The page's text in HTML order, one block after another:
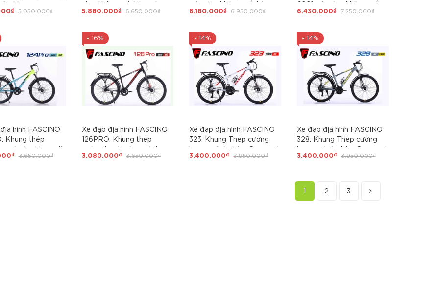
SHIMANO 3X7
5.050.000₫
âm khung. Groupset
độ, Siêu Hot 2025
5.880.000₫ 6.650.000₫
cáp âm khung. Groupset
Hot 2025
6.180.000₫ 6.950.000₫
hàn, cáp âm khung.
tốc độ, Siêu Hot 2025
6.430.000₫ 7.250.000₫
hình FASCINO
Khung thép
nhôm, phuộc
3.650.000₫
- 16%
Xe đạp địa hình FASCINO
126PRO: Khung thép
nhôm, phuộc nhún, phanh
3.080.000₫ 3.650.000₫
- 14%
Xe đạp địa hình FASCINO
323: Khung Thép cường
21 tốc độ. Bánh 24'' - GIÁ
3.400.000₫ 3.950.000₫
- 14%
Xe đạp địa hình FASCINO
328: Khung Thép cường
21 tốc độ. Bánh 26'' - GIÁ
3.400.000₫ 3.950.000₫
2 3